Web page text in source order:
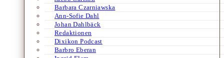
Barbara Czarniawska
Ann-Sofie Dahl
Johan Dahlbäck
Redaktionen
Dixikon Podcast
Barbro Eberan